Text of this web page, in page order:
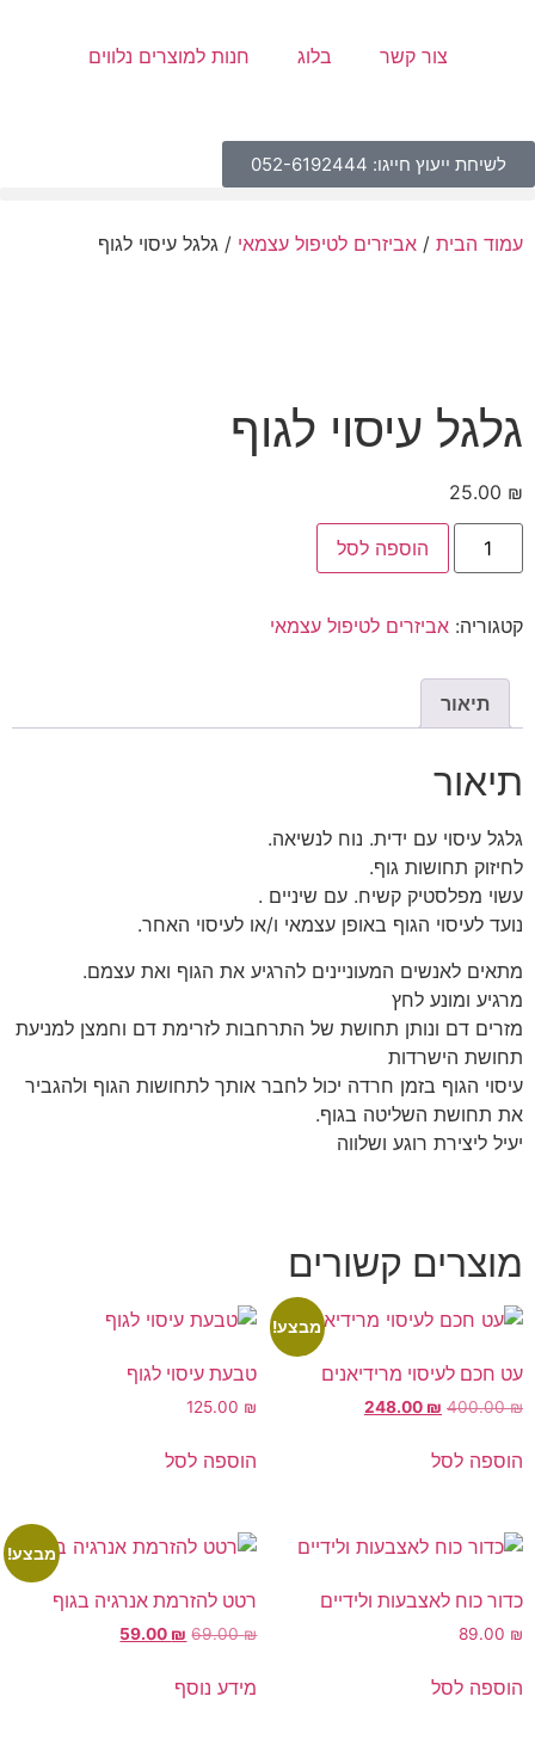
צור קשר בלוג חנות למוצרים נלווים
לשיחת ייעוץ חייגו: 052-6192444
עמוד הבית / אביזרים לטיפול עצמאי / גלגל עיסוי לגוף
גלגל עיסוי לגוף
25.00 ₪
הוספה לסל
קטגוריה: אביזרים לטיפול עצמאי
תיאור
תיאור
גלגל עיסוי עם ידית. נוח לנשיאה.
לחיזוק תחושות גוף.
עשוי מפלסטיק קשיח. עם שיניים .
נועד לעיסוי הגוף באופן עצמאי ו/או לעיסוי האחר.
מתאים לאנשים המעוניינים להרגיע את הגוף ואת עצמם.
מרגיע ומונע לחץ
מזרים דם ונותן תחושת של התרחבות לזרימת דם וחמצן למניעת
תחושת הישרדות
עיסוי הגוף בזמן חרדה יכול לחבר אותך לתחושות הגוף ולהגביר
את תחושת השליטה בגוף.
יעיל ליצירת רוגע ושלווה
מוצרים קשורים
מבצע!
עט חכם לעיסוי מרידיאנים
400.00₪
248.00 ₪
הוספה לסל
טבעת עיסוי לגוף
125.00 ₪
הוספה לסל
כדור כוח לאצבעות ולידיים
89.00 ₪
הוספה לסל
מבצע!
רטט להזרמת אנרגיה בגוף
69.00₪
59.00 ₪
מידע נוסף